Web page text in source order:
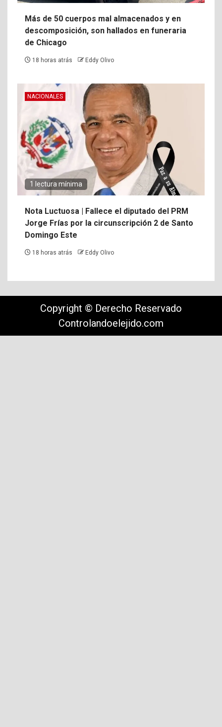
Más de 50 cuerpos mal almacenados y en
descomposición, son hallados en funeraria
de Chicago
18 horas atrás Eddy Olivo
NACIONALES
1 lectura mínima
Nota Luctuosa | Fallece el diputado del PRM
Jorge Frías por la circunscripción 2 de Santo
Domingo Este
18 horas atrás Eddy Olivo
Copyright © Derecho Reservado
Controlandoelejido.com